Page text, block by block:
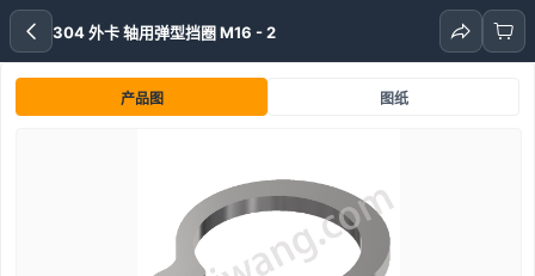
304 外卡 轴用弹型挡圈 M16 - 2
产品图 图纸